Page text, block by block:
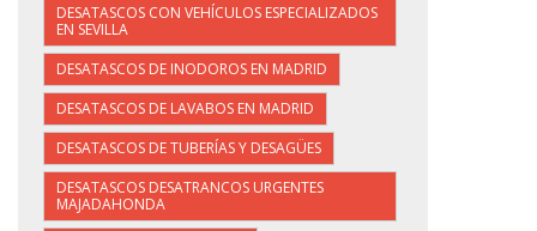
DESATASCOS CON VEHÍCULOS ESPECIALIZADOS
EN SEVILLA
DESATASCOS DE INODOROS EN MADRID
DESATASCOS DE LAVABOS EN MADRID
DESATASCOS DE TUBERÍAS Y DESAGÜES
DESATASCOS DESATRANCOS URGENTES
MAJADAHONDA